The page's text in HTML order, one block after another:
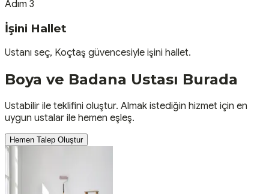
Adım 3
İşini Hallet
Ustanı seç, Koçtaş güvencesiyle işini hallet.
Boya ve Badana Ustası Burada
Ustabilir ile teklifini oluştur. Almak istediğin hizmet için en
uygun ustalar ile hemen eşleş.
Hemen Talep Oluştur